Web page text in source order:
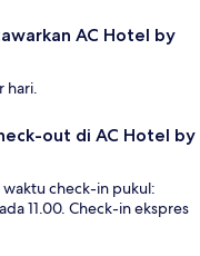
AC Hotel by
hari.
out di AC Hotel by
waktu check-in pukul:
11.00. Check-in ekspres